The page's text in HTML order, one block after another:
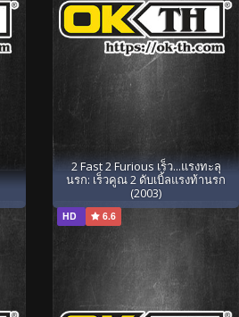
2 Fast 2 Furious เร็ว...แรงทะลุ
นรก: เร็วคูณ 2 ดับเบิ้ลแรงท้านรก
(2003)
HD 6.6